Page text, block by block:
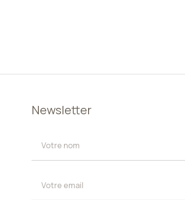
Newsletter